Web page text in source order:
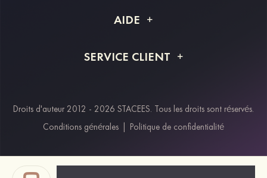
Livraison
AIDE
Retour et remboursement
SERVICE CLIENT
Modes de paiement
Klarna
Paypal
Droits d'auteur 2012 - 2026 STACEES. Tous les droits sont réservés.
Conditions générales
Politique de confidentialité